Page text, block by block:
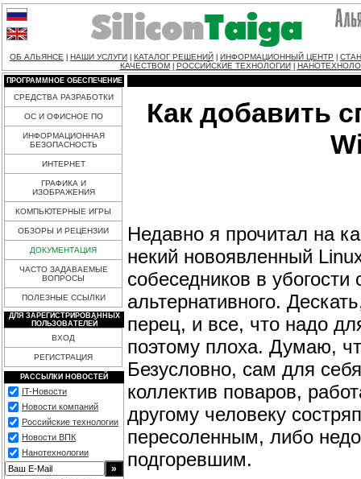
ОБ АЛЬЯНСЕ НАШИ УСЛУГИ КАТАЛОГ РЕШЕНИЙ ИНФОРМАЦИОННЫЙ ЦЕНТР
КАЧЕСТВОМ
РОССИЙСКИЕ ТЕХНОЛОГИИ
ПРОГРАММНОЕ ОБЕСПЕЧЕНИЕ
СРЕДСТВА РАЗРАБОТКИ
ОС И ОФИСНОЕ ПО
ИНФОРМАЦИОННАЯ
БЕЗОПАСНОСТЬ
ИНТЕРНЕТ
ГРАФИКА И
ИЗОБРАЖЕНИЯ
КОМПЬЮТЕРНЫЕ ИГРЫ
ОБЗОРЫ И РЕЦЕНЗИИ
ДОКУМЕНТАЦИЯ
ЧАСТО ЗАДАВАЕМЫЕ
ВОПРОСЫ
ПОЛЕЗНЫЕ ССЫЛКИ
ДЛЯ ЗАРЕГИСТРИРОВАННЫХ
ПОЛЬЗОВАТЕЛЕЙ
ВХОД
РЕГИСТРАЦИЯ
РАССЫЛКИ НОВОСТЕЙ
IT-Новости
Новости компаний
Российские технологии
Новости ВПК
Нанотехнологии
Как добавить
Недавно я прочитал на
некий новоявленный
собеседников в
альтернативного.
перец, и все, что надо
поэтому плоха. Думаю,
Безусловно, сам для
коллектив поваров,
другому человеку
пересоленным, либо
подгоревшим.